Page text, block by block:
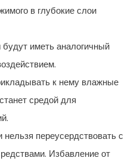
в глубокие слои
иметь аналогичный
к нему влажные
средой для
переусердствовать с
Избавление от